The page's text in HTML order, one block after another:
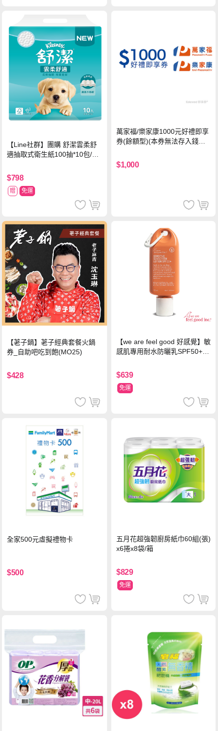
【Line社群】團購 舒潔雲柔舒
適抽取式衛生紙100抽*10包/6
$798
贈 免運
萬家福/樂家康1000元好禮即享
券(餘額型)(本券無法存入錢包
$1,000
【荖子鍋】荖子經典套餐火鍋
券_自助吧吃到飽(MO25)
$428
【we are feel good 好感覺】敏
感肌專用耐水防曬乳SPF50+ 7
$639
免運
全家500元虛擬禮物卡
$500
五月花超強韌廚房紙巾60組(張)
x6捲x8袋/箱
$829
免運